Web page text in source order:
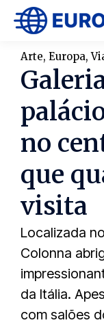
Arte, Europa,
no
que
visita
Localizada
Colonna
da Itália.
com salões